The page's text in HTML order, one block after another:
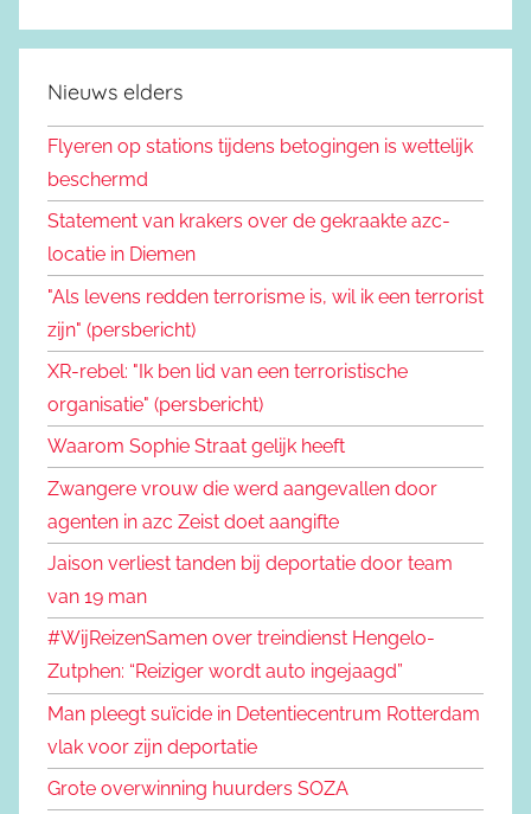
Nieuws elders
Flyeren op stations tijdens betogingen is wettelijk
beschermd
Statement van krakers over de gekraakte azc-
locatie in Diemen
"Als levens redden terrorisme is, wil ik een terrorist
zijn" (persbericht)
XR-rebel: "Ik ben lid van een terroristische
organisatie" (persbericht)
Waarom Sophie Straat gelijk heeft
Zwangere vrouw die werd aangevallen door
agenten in azc Zeist doet aangifte
Jaison verliest tanden bij deportatie door team
van 19 man
#WijReizenSamen over treindienst Hengelo-
Zutphen: “Reiziger wordt auto ingejaagd”
Man pleegt suïcide in Detentiecentrum Rotterdam
vlak voor zijn deportatie
Grote overwinning huurders SOZA